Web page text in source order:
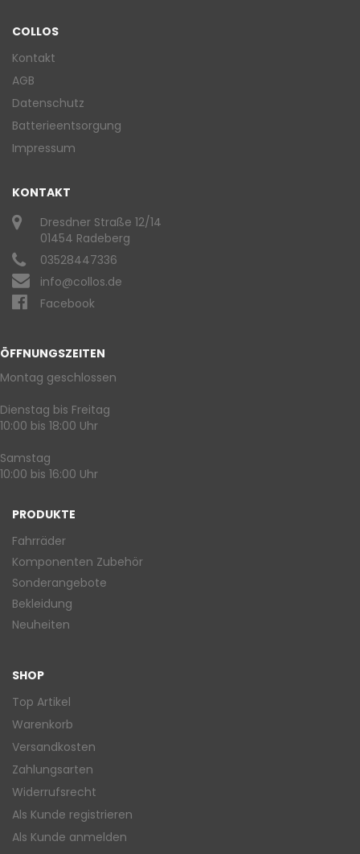
COLLOS
Kontakt
AGB
Datenschutz
Batterieentsorgung
Impressum
KONTAKT
Dresdner Straße 12/14
01454 Radeberg
03528447336
info@collos.de
Facebook
ÖFFNUNGSZEITEN
Montag geschlossen
Dienstag bis Freitag
10:00 bis 18:00 Uhr
Samstag
10:00 bis 16:00 Uhr
PRODUKTE
Fahrräder
Komponenten Zubehör
Sonderangebote
Bekleidung
Neuheiten
SHOP
Top Artikel
Warenkorb
Versandkosten
Zahlungsarten
Widerrufsrecht
Als Kunde registrieren
Als Kunde anmelden